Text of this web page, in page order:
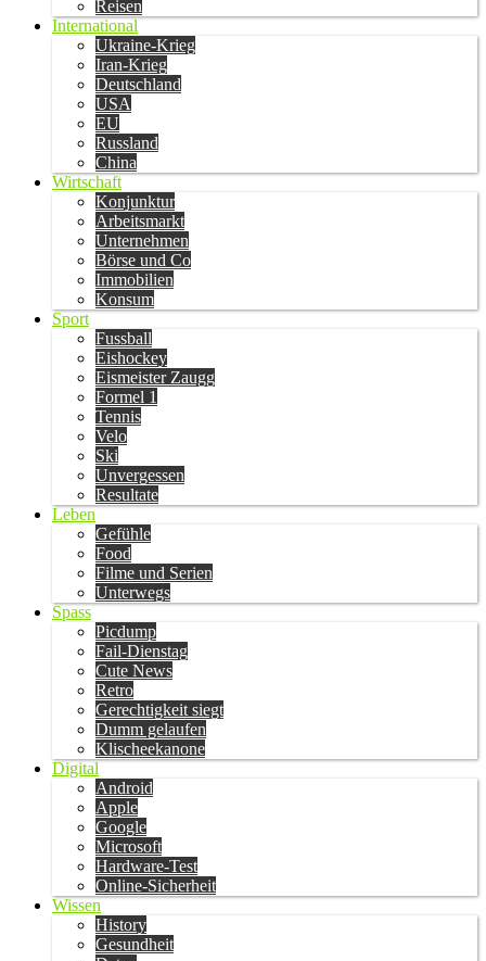
Reisen
International
Ukraine-Krieg
Iran-Krieg
Deutschland
USA
EU
Russland
China
Wirtschaft
Konjunktur
Arbeitsmarkt
Unternehmen
Börse und Co
Immobilien
Konsum
Sport
Fussball
Eishockey
Eismeister Zaugg
Formel 1
Tennis
Velo
Ski
Unvergessen
Resultate
Leben
Gefühle
Food
Filme und Serien
Unterwegs
Spass
Picdump
Fail-Dienstag
Cute News
Retro
Gerechtigkeit siegt
Dumm gelaufen
Klischeekanone
Digital
Android
Apple
Google
Microsoft
Hardware-Test
Online-Sicherheit
Wissen
History
Gesundheit